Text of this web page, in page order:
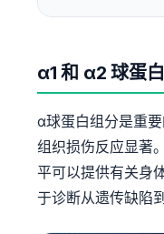
α1 和 α2 球蛋
α球蛋白组分是重
组织损伤反应显著。
平可以提供有关身
于诊断从遗传缺陷